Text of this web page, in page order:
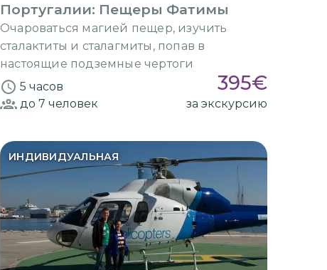
Португалии: Пещеры Фатимы
Очароваться магией пещер, изучить
сталактиты и сталагмиты, попав в
настоящие подземные чертоги
5 часов
395€
до 7 человек за экскурсию
ИНДИВИДУАЛЬНАЯ